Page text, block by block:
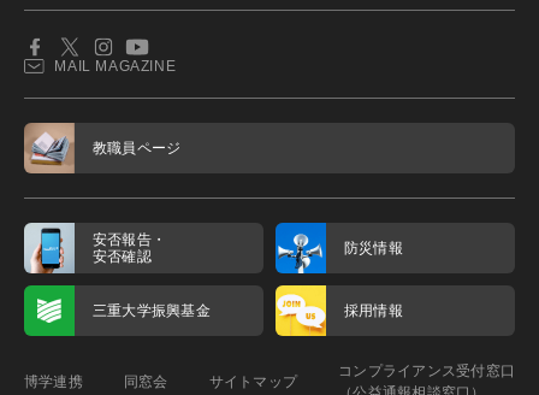
MAIL MAGAZINE
教職員ページ
安否報告・
安否確認
防災情報
三重大学振興基金 採用情報
博学連携 同窓会 サイトマップ
コンプライアンス受付窓口